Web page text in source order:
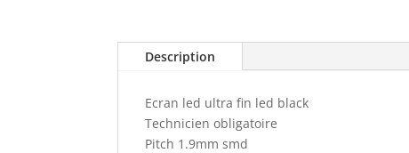
Description
Ecran led ultra fin led black
Technicien obligatoire
Pitch 1.9mm smd